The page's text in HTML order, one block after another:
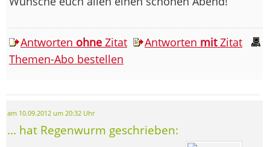
Antworten ohne Zitat Antworten mitZitat
Themen-Abo bestellen
am 10.09.2012 um 20:32 Uhr
... hat Regenwurm geschrieben: